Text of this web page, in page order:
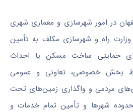
در امور شهرسازی و معماری شهری
راه و شهرسازی مکلف به تأمین
حمایتی ساخت مسکن یا احداث
بخش خصوصی، تعاونی و عمومی
مردمی و واگذاری زمین‌های تحت
شهرها و تأمین تمام خدمات و